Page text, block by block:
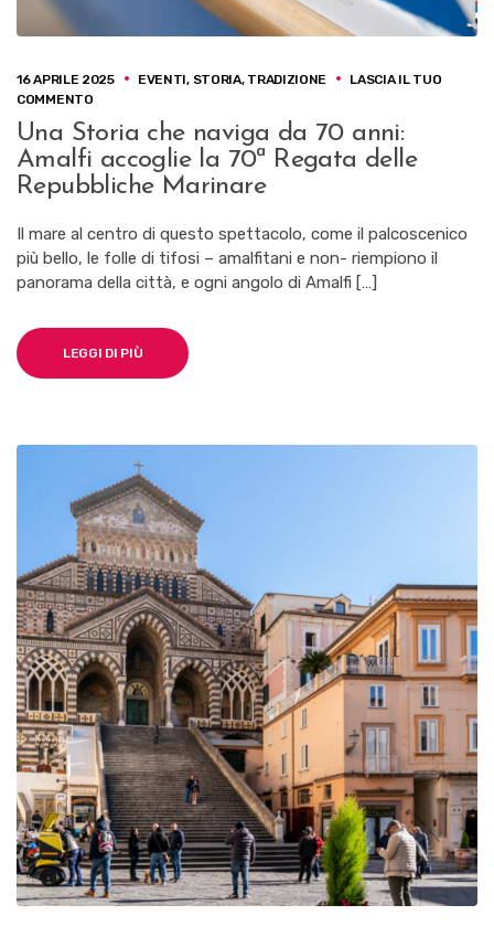
16 APRILE 2025 EVENTI, STORIA, TRADIZIONE
LASCIA IL TUO
COMMENTOSU
STORIA
CHE
NAVIGA
DA
ANNI:
AMALFI
ACCOGLIE
DELLE
REPUBBLICHE
Una Storia che naviga da 70 anni:
Amalfi accoglie la 70ª Regata delle
Repubbliche Marinare
Il mare al centro di questo spettacolo, come il palcoscenico
più bello, le folle di tifosi – amalfitani e non- riempiono il
panorama della città, e ogni angolo di Amalfi […]
LEGGI DI PIÙ